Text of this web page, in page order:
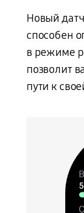
Новый
способен
в режиме
позволит
пути к